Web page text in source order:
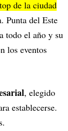
de la ciudad
Punta del Este
todo el año y su
los eventos
, elegido
establecerse.